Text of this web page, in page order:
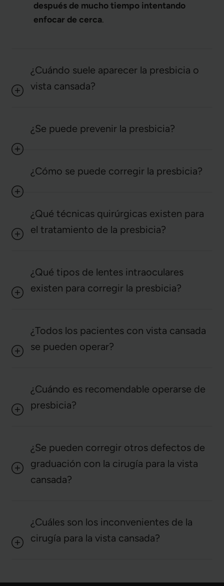
después de mucho tiempo intentando
enfocar de cerca.
¿Cuándo suele aparecer la presbicia o
vista cansada?
¿Se puede prevenir la presbicia?
¿Cómo se puede corregir la presbicia?
¿Qué técnicas quirúrgicas existen para
el tratamiento de la presbicia?
¿Qué tipos de lentes intraoculares
existen para corregir la presbicia?
¿Todos los pacientes con vista cansada
se pueden operar?
¿Cuándo es recomendable operarse de
presbicia?
¿Se pueden corregir otros defectos de
graduación con la cirugía para la vista
cansada?
¿Cuáles son los inconvenientes de la
cirugía para la vista cansada?